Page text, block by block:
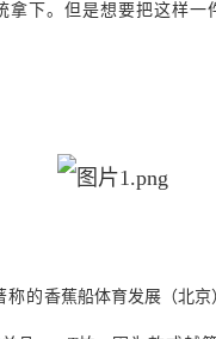
拿下。但是想要把这样一
称的香蕉船体育发展（北